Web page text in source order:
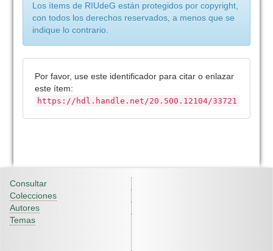
Los ítems de RIUdeG están protegidos por copyright,
con todos los derechos reservados, a menos que se
indique lo contrario.
Por favor, use este identificador para citar o enlazar
este ítem:
https://hdl.handle.net/20.500.12104/33721
Consultar
Colecciones
Autores
Temas